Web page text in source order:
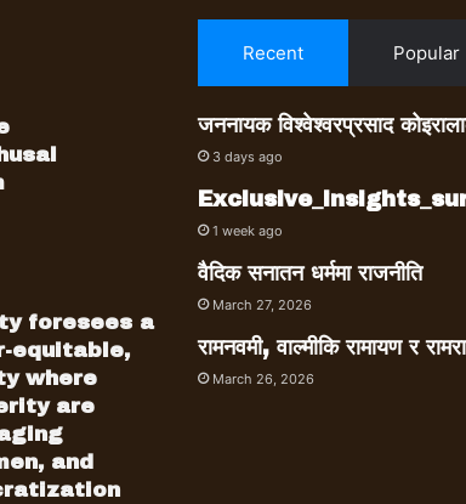
foresees a
equitable,
where
are
and
Recent Popular
जननायक विश्वेश्वरप्रसाद
3 days ago
1 week ago
वैदिक सनातन धर्ममा राजनीति
March 27, 2026
रामनवमी, वाल्मीकि रामायण र
March 26, 2026